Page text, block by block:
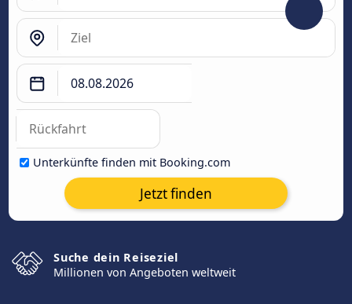
Unterkünfte finden mit Booking.com
Jetzt finden
Suche dein Reiseziel
Millionen von Angeboten weltweit